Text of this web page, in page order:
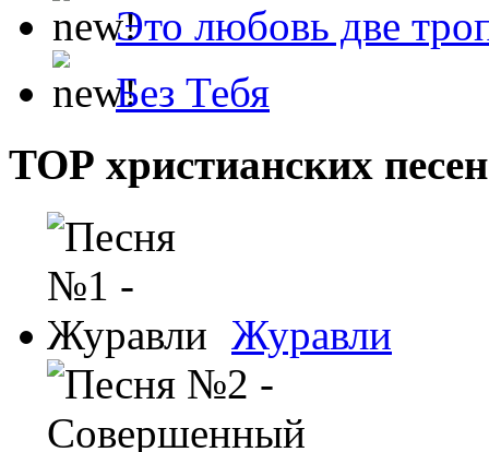
Это любовь две
Без Тебя
ТОР христианских песен
Журавли